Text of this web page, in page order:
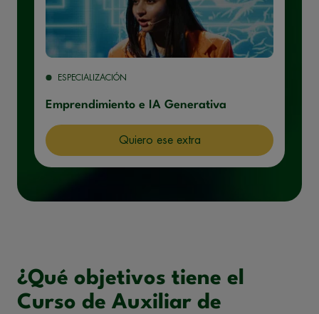
ESPECIALIZACIÓN
Emprendimiento e IA Generativa
Quiero ese extra
¿Qué objetivos tiene el
Curso de Auxiliar de